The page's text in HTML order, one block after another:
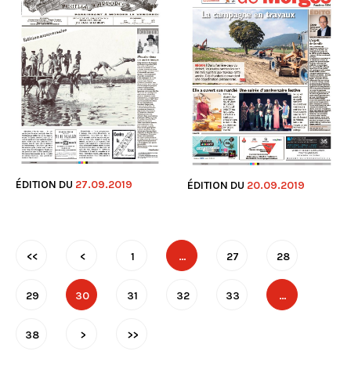
ÉDITION DU 27.09.2019 ÉDITION DU 20.09.2019
<< < 1 … 27 28
29 30 31 32 33 …
38 > >>